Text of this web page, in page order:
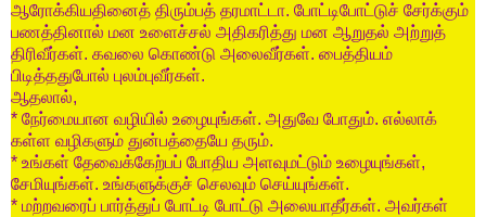
ஆரோக்கியதினைத் திரும்பத் தரமாட்டா. போட்டிபோட்டுச் சேர்க்கும்
பணத்தினால் மன உளைச்சல் அதிகரித்து மன ஆறுதல் அற்றுத்
திரிவீர்கள். கவலை கொண்டு அலைவீர்கள். பைத்தியம்
பிடித்ததுபோல் புலம்புவீர்கள்.
ஆதலால்,
* நேர்மையான வழியில் உழையுங்கள். அதுவே போதும். எல்லாக்
கள்ள வழிகளும் துன்பத்தையே தரும்.
* உங்கள் தேவைக்கேற்பப் போதிய அளவுமட்டும் உழையுங்கள்,
சேமியுங்கள். உங்களுக்குச் செலவும் செய்யுங்கள்.
* மற்றவரைப் பார்த்துப் போட்டி போட்டு அலையாதீர்கள். அவர்கள்